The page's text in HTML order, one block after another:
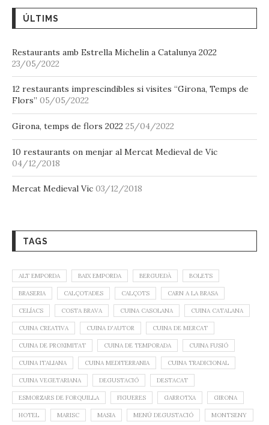
ÚLTIMS
Restaurants amb Estrella Michelin a Catalunya 2022
23/05/2022
12 restaurants imprescindibles si visites “Girona, Temps de
Flors” 05/05/2022
Girona, temps de flors 2022 25/04/2022
10 restaurants on menjar al Mercat Medieval de Vic
04/12/2018
Mercat Medieval Vic 03/12/2018
TAGS
ALT EMPORDA BAIX EMPORDA BERGUEDÀ BOLETS
BRASERIA CALÇOTADES CALÇOTS CARN A LA BRASA
CELÍACS COSTA BRAVA CUINA CASOLANA CUINA CATALANA
CUINA CREATIVA CUINA D'AUTOR CUINA DE MERCAT
CUINA DE PROXIMITAT CUINA DE TEMPORADA CUINA FUSIÓ
CUINA ITALIANA CUINA MEDITERRANIA CUINA TRADICIONAL
CUINA VEGETARIANA DEGUSTACIÓ DESTACAT
ESMORZARS DE FORQUILLA FIGUERES GARROTXA GIRONA
HOTEL MARISC MASIA MENÚ DEGUSTACIÓ MONTSENY